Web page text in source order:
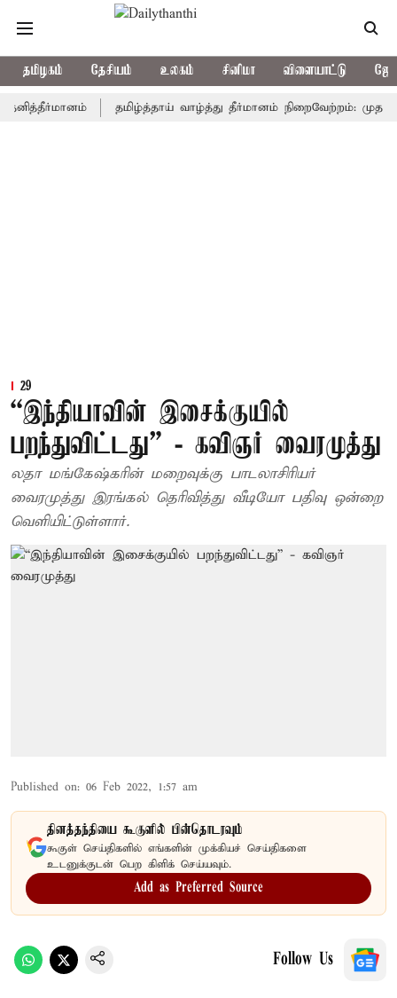
தமிழகம் தேசியம் உலகம் சினிமா விளையாட்டு
தமிழ்த்தாய் வாழ்த்து தீர்மானம் நிறைவேற்றம்: முதல்-
29
“இந்தியாவின் இசைக்குயில்
பறந்துவிட்டது” - கவிஞர் வைரமுத்து
லதா மங்கேஷ்கரின் மறைவுக்கு பாடலாசிரியர்
வைரமுத்து இரங்கல் தெரிவித்து வீடியோ பதிவு ஒன்றை
வெளியிட்டுள்ளார்.
Published on: 06 Feb 2022, 1:57 am
தினத்தந்தியை கூகுளில் பின்தொடரவும்
கூகுள் செய்திகளில் எங்களின் முக்கியச் செய்திகளை
உடனுக்குடன் பெற கிளிக் செய்யவும்.
Add as Preferred Source
Follow Us